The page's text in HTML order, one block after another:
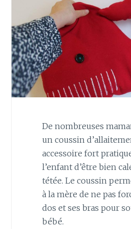
De nombreuses
un coussin
accessoire fort
l’enfant d’être bien
tétée. Le coussin
à la mère de ne pas
dos et ses bras pour
bébé.